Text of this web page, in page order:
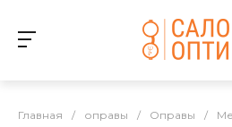
Главная / оправы / Оправы /